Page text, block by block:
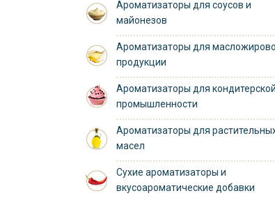
Ароматизаторы для соусов и
майонезов
Ароматизаторы для
продукции
Ароматизаторы для кондитерской
промышленности
Ароматизаторы для
масел
Сухие ароматизаторы и
вкусоароматические добавки